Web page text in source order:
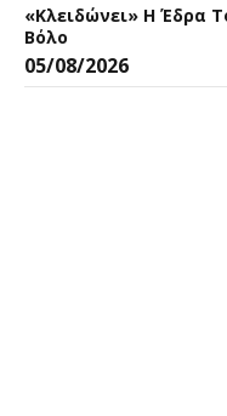
«Κλειδώνει» Η Έδρα
Βόλο
05/08/2026